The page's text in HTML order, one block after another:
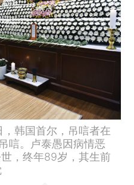
韩国首尔，吊唁者在
唁。卢泰愚因病情恶
，终年89岁，其生前